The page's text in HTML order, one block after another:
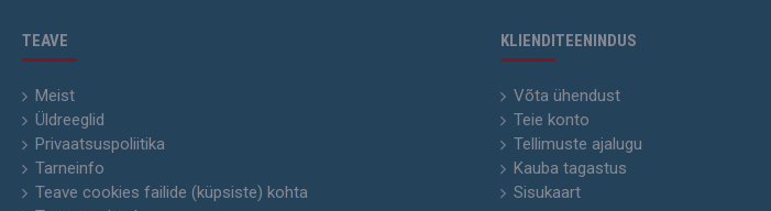
TEAVE
Meist
Üldreeglid
Privaatsuspoliitika
Tarneinfo
Teave cookies failide (küpsiste) kohta
KLIENDITEENINDUS
Võta ühendust
Teie konto
Tellimuste ajalugu
Kauba tagastus
Sisukaart